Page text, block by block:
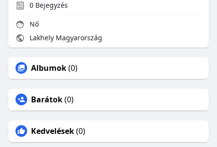
0Bejegyzés
Nő
Lakhely Magyarország
Albumok(0)
Barátok(0)
Kedvelések(0)